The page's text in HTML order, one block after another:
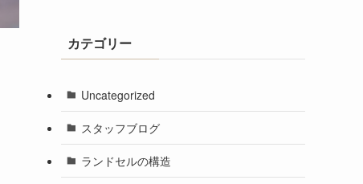
カテゴリー
Uncategorized
スタッフブログ
ランドセルの構造